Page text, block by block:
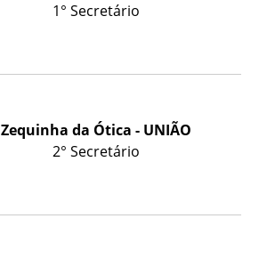
1° Secretário
Zequinha da Ótica - UNIÃO
2° Secretário